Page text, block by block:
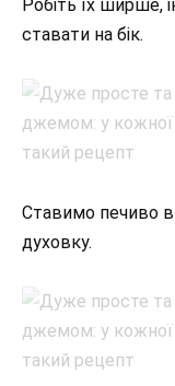
Робіть їх ширше,
ставати на бік.
Ставимо печиво
духовку.